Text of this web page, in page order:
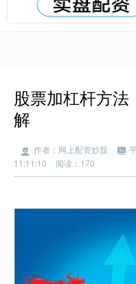
股票加杠杆方
解
作者：网上配资炒股
11:11:10
阅读：170